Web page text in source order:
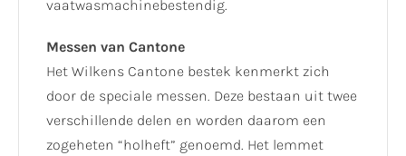
vaatwasmachinebestendig.
Messen van Cantone
Het Wilkens Cantone bestek kenmerkt zich
door de speciale messen. Deze bestaan uit twee
verschillende delen en worden daarom een
zogeheten “holheft” genoemd. Het lemmet